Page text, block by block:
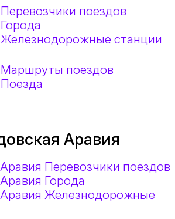
поездов
станции
поездов
Аравия
Перевозчики поездов
Города
Железнодорожные